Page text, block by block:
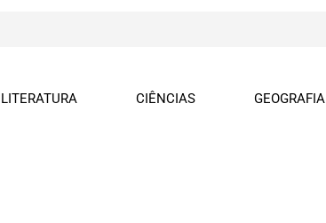
LITERATURA CIÊNCIAS GEOGRAFIA